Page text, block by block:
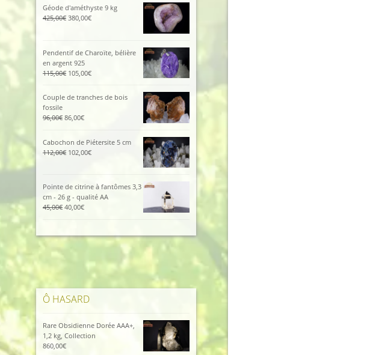
initial
185,00€.
est :
Géode d'améthyste 9 kg
425,00€ Le
425,00€.
380,00€Le
380,00€.
Pendentif de Charoïte, bélière
en argent 925
115,00€ Le
était :
105,00€Le
est :
Couple de tranches de bois
fossile
96,00€ Le
était :
96,00€.
86,00€Le
actuel
est :
86,00€.
Cabochon de Piétersite 5 cm
112,00€ Le
112,00€.
102,00€Le
est :
102,00€.
Pointe de citrine à fantômes 3,3
cm - 26 g - qualité AA
45,00€ Le
était :
40,00€Le
est :
Ô HASARD
Rare Obsidienne Dorée AAA+,
1,2 kg, Collection
860,00€